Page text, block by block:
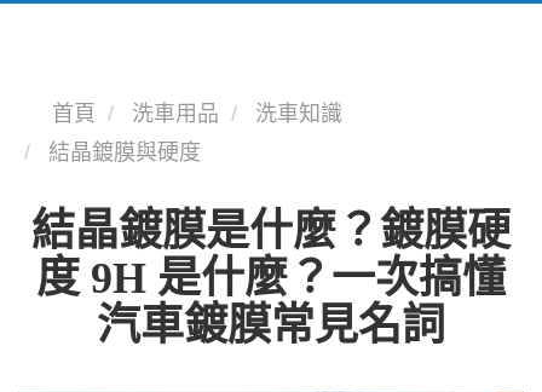
首頁 洗車用品
洗車知識
結晶鍍膜與硬度
結晶鍍膜是什麼？鍍膜硬
度 9H 是什麼？一次搞懂
汽車鍍膜常見名詞